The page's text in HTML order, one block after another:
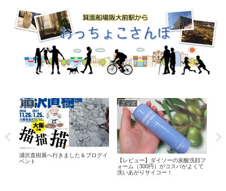
日常
フェリシモ「猫部」熱烈応援♪
食べ物
チーズの包容力とカップ麺